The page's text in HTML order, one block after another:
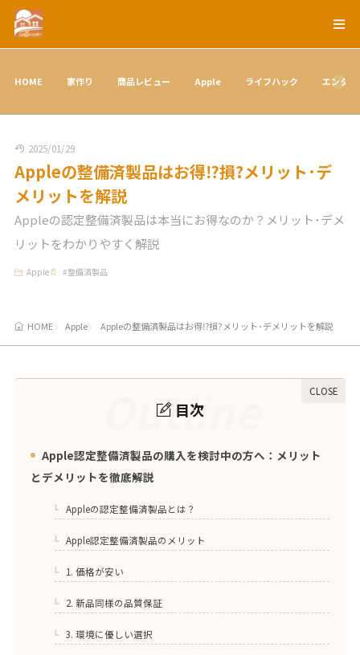
HOME 家作り 商品レビュー Apple ライフハック エンタ
2025/01/29
Appleの整備済製品はお得⁉︎損?メリット･デ
メリットを解説
Appleの認定整備済製品は本当にお得なのか？メリット･デメ
リットをわかりやすく解説
Apple #整備済製品
HOME Apple Appleの整備済製品はお得⁉︎損?メリット･デメリットを解説
目次
Outline
1.Apple認定整備済製品の購入を検討中の方へ：メリット
とデメリットを徹底解説
1-1.Appleの認定整備済製品とは？
1-2.Apple認定整備済製品のメリット
1-2-1.1. 価格が安い
1-2-2.2. 新品同様の品質保証
1-2-3.
3. 環境に優しい選択